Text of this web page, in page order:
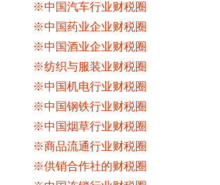
※中国汽车行业财税圈
※中国药业企业财税圈
※中国酒业企业财税圈
※纺织与服装业财税圈
※中国机电行业财税圈
※中国钢铁行业财税圈
※中国烟草行业财税圈
※商品流通行业财税圈
※供销合作社的财税圈